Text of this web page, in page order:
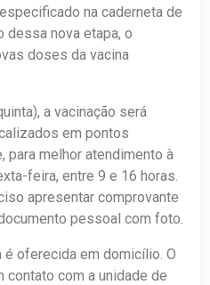
na caderneta de
dessa nova etapa, o
doses da vacina
a vacinação será
em pontos
para melhor atendimento à
feira, entre 9 e 16 horas.
apresentar comprovante
pessoal com foto.
é oferecida em domicílio. O
com a unidade de